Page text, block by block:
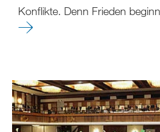
Konflikte. Denn Frieden